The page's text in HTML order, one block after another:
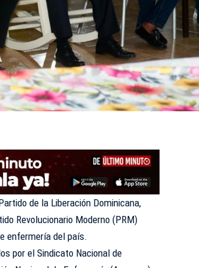
de la Liberación Dominicana,
Revolucionario Moderno (PRM)
enfermería del país.
por el Sindicato Nacional de